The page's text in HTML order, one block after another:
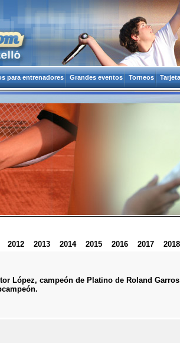
para entrenadores Grandes eventos Torneos
2012 2013 2014 2015 2016 2017 2018
López, campeón de Platino de Roland